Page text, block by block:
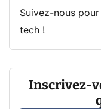
Suivez-nous
tech !
Inscrivez-